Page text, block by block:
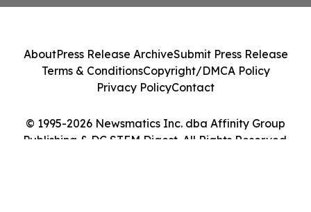
© 1995-2026 Newsmatics Inc. dba Affinity Group
Publishing & DC STEM Digest. All Rights Reserved.
AboutPress Release ArchiveSubmit Press Release
Terms & ConditionsCopyright/DMCA Policy
Privacy PolicyContact